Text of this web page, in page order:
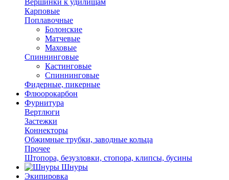
Вершинки к удилищам
Карповые
Поплавочные
Болонские
Матчевые
Маховые
Спиннинговые
Кастинговые
Спиннинговые
Фидерные, пикерные
Флюорокарбон
Фурнитура
Вертлюги
Застежки
Коннекторы
Обжимные трубки, заводные кольца
Прочее
Штопора, безузловки, стопора, клипсы, бусины
Шнуры
Экипировка